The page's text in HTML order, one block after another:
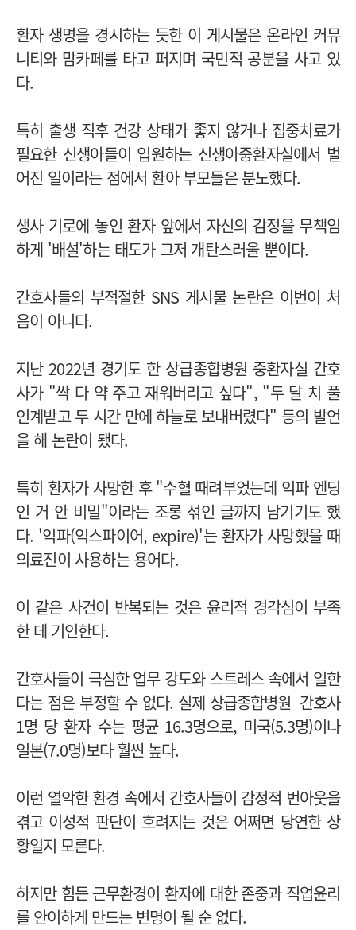
환자 생명을 경시하는 듯한 이 게시물은 온라인 커뮤
니티와 맘카페를 타고 퍼지며 국민적 공분을 사고 있
다.
특히 출생 직후 건강 상태가 좋지 않거나 집중치료가
필요한 신생아들이 입원하는 신생아중환자실에서 벌
어진 일이라는 점에서 환아 부모들은 분노했다.
생사 기로에 놓인 환자 앞에서 자신의 감정을 무책임
하게 '배설'하는 태도가 그저 개탄스러울 뿐이다.
간호사들의 부적절한 SNS 게시물 논란은 이번이 처
음이 아니다.
지난 2022년 경기도 한 상급종합병원 중환자실 간호
사가 "싹 다 약 주고 재워버리고 싶다", "두 달 치 풀
인계받고 두 시간 만에 하늘로 보내버렸다" 등의 발언
을 해 논란이 됐다.
특히 환자가 사망한 후 "수혈 때려부었는데 익파 엔딩
인 거 안 비밀"이라는 조롱 섞인 글까지 남기기도 했
다. '익파(익스파이어, expire)'는 환자가 사망했을 때
의료진이 사용하는 용어다.
이 같은 사건이 반복되는 것은 윤리적 경각심이 부족
한 데 기인한다.
간호사들이 극심한 업무 강도와 스트레스 속에서 일한
다는 점은 부정할 수 없다. 실제 상급종합병원 간호사
1명 당 환자 수는 평균 16.3명으로, 미국(5.3명)이나
일본(7.0명)보다 훨씬 높다.
이런 열악한 환경 속에서 간호사들이 감정적 번아웃을
겪고 이성적 판단이 흐려지는 것은 어쩌면 당연한 상
황일지 모른다.
하지만 힘든 근무환경이 환자에 대한 존중과 직업윤리
를 안이하게 만드는 변명이 될 순 없다.